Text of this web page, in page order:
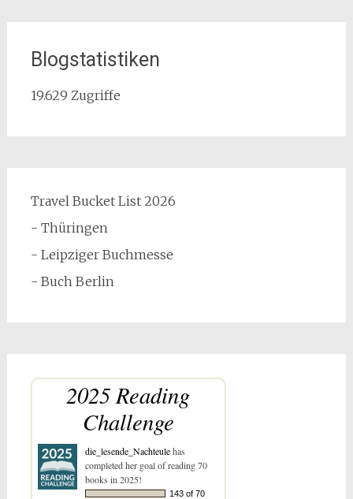
Blogstatistiken
19.629 Zugriffe
Travel Bucket List 2026
- Thüringen
- Leipziger Buchmesse
- Buch Berlin
2025 Reading
Challenge
die_lesende_Nachteulehas
completed her goal of reading 70
books in 2025!
143 of 70